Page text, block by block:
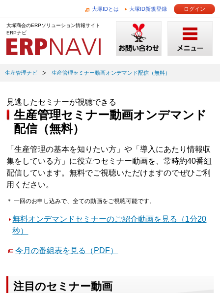
大塚IDとは 大塚ID新規登録 ログイン
大塚商会のERPソリューション情報サイト
ERPナビ
生産管理ナビ 生産管理セミナー動画オンデマンド配信（無料）
見逃したセミナーが視聴できる
生産管理セミナー動画オンデマンド
配信（無料）
「生産管理の基本を知りたい方」や「導入にあたり情報収
集をしている方」に役立つセミナー動画を、常時約40番組
配信しています。無料でご視聴いただけますのでぜひご利
用ください。
＊ 一回のお申し込みで、全ての動画をご視聴可能です。
無料オンデマンドセミナーのご紹介動画を見る（1分20
秒）
今月の番組表を見る（PDF）
注目のセミナー動画